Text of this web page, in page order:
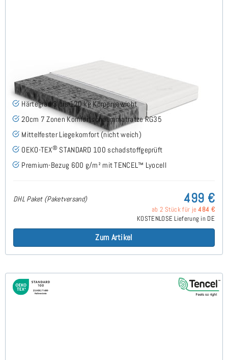
Firmy H3 (TENCEL™ Lyocell) Komfortschaummatratze
160x200 cm
(30)
Härtegrad 3 bis 120 kg Körpergewicht
20cm 7 Zonen Komfortschaummatratze RG35
Mittelfester Liegekomfort (nicht weich)
OEKO-TEX® STANDARD 100 schadstoffgeprüft
Premium-Bezug 600 g/m² mit TENCEL™ Lyocell
DHL Paket (Paketversand) 499 €
ab 2 Stück für je484 €
KOSTENLOSE Lieferung in DE
Zum Artikel